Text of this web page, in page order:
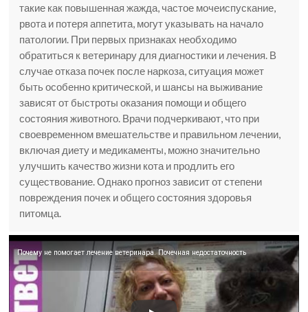
такие как повышенная жажда, частое мочеиспускание,
рвота и потеря аппетита, могут указывать на начало
патологии. При первых признаках необходимо
обратиться к ветеринару для диагностики и лечения. В
случае отказа почек после наркоза, ситуация может
быть особенно критической, и шансы на выживание
зависят от быстроты оказания помощи и общего
состояния животного. Врачи подчеркивают, что при
своевременном вмешательстве и правильном лечении,
включая диету и медикаменты, можно значительно
улучшить качество жизни кота и продлить его
существование. Однако прогноз зависит от степени
повреждения почек и общего состояния здоровья
питомца.
Почему не помогает лечение ветеринара. Почечная недостаточность